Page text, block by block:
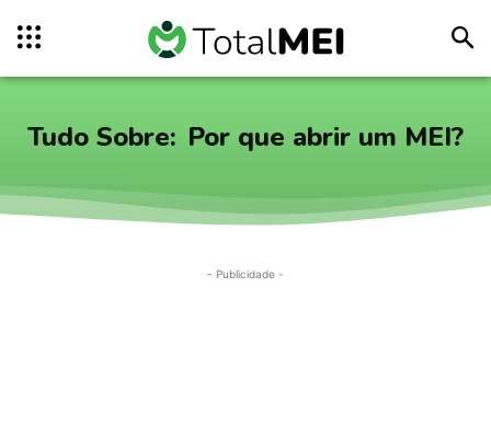
Tudo Sobre: Por que abrir um MEI?
- Publicidade -